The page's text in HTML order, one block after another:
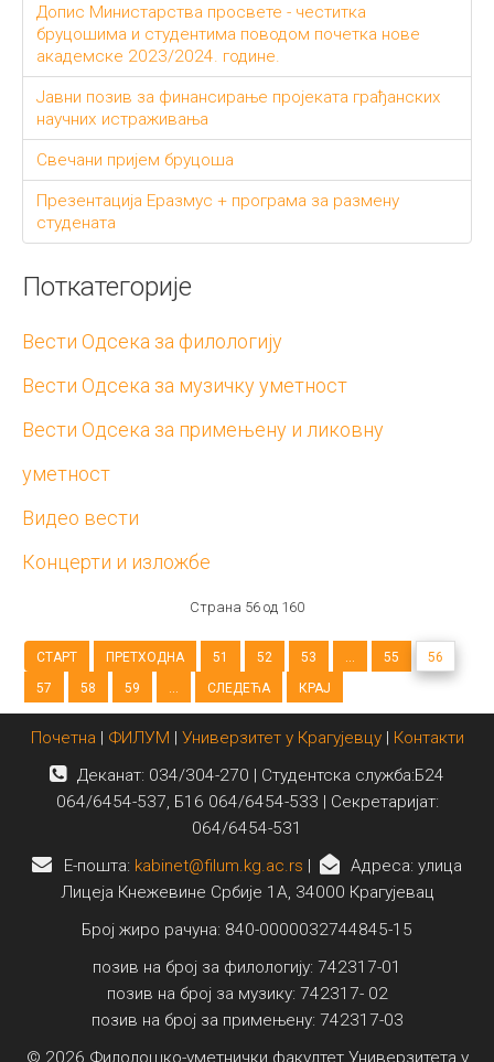
Допис Министарства просвете - честитка
бруцошима и студентима поводом почетка нове
академске 2023/2024. године.
Јавни позив за финансирање пројеката грађанских
научних истраживања
Свечани пријем бруцоша
Презентација Еразмус + програма за размену
студената
Поткатегорије
Вести Одсека за филологију
Вести Одсека за музичку уметност
Вести Одсека за примењену и ликовну
уметност
Видео вести
Концерти и изложбе
Страна 56 од 160
СТАРТ ПРЕТХОДНА 51 52 53 55
56
57
58 59 СЛЕДЕЋА КРАЈ
Почетна | ФИЛУМ | Универзитет у Крагујевцу| Контакти
Деканат: 034/304-270 | Студентска служба:Б24
064/6454-537, Б16 064/6454-533 | Секретаријат:
064/6454-531
E-пошта: kabinet@filum.kg.ac.rs |
Адреса: улица
Лицеја Кнежевине Србије 1А, 34000 Крагујевац
Број жиро рачуна: 840-0000032744845-15
позив на број за филологију: 742317-01
позив на број за музику: 742317- 02
позив на број за примењену: 742317-03
© 2026 Филолошко-уметнички факултет Универзитета у